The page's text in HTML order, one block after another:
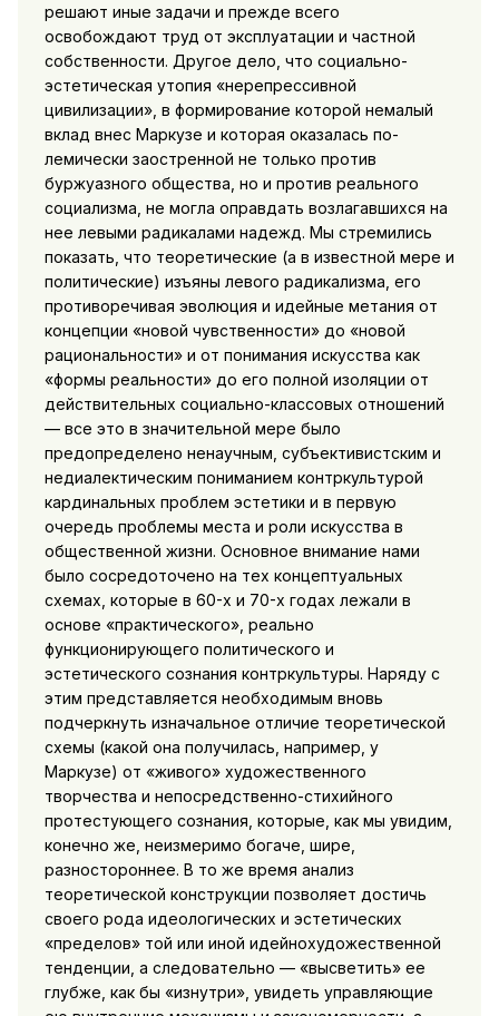
решают иные задачи и прежде всего
освобождают труд от эксплуатации и частной
собственности. Другое дело, что социально-
эстетиче­ская утопия «нерепрессивной
цивилизации», в формирование которой немалый
вклад внес Маркузе и которая оказалась по­
лемически заостренной не только против
буржуазного общества, но и против реального
социализма, не могла оправдать возла­гавшихся на
нее левыми радикалами надежд. Мы стремились
показать, что теоретические (а в известной мере и
политические) изъяны левого радикализма, его
противо­речивая эволюция и идейные метания от
концепции «новой чув­ственности» до «новой
рациональности» и от понимания искус­ства как
«формы реальности» до его полной изоляции от
дей­ствительных социально-классовых отношений
— все это в зна­чительной мере было
предопределено ненаучным, субъективист­ским и
недиалектическим пониманием контркультурой
карди­нальных проблем эстетики и в первую
очередь проблемы места и роли искусства в
общественной жизни. Основное внимание нами
было сосредоточено на тех концептуальных
схемах, кото­рые в 60-х и 70-х годах лежали в
основе «практического», реаль­но
функционирующего политического и
эстетического сознания контркультуры. Наряду с
этим представляется необходимым вновь
подчеркнуть изначальное отличие теоретической
схемы (какой она получилась, например, у
Маркузе) от «живого» худо­жественного
творчества и непосредственно-стихийного
протесту­ющего сознания, которые, как мы увидим,
конечно же, неиз­меримо богаче, шире,
разностороннее. В то же время анализ
теоретической конструкции позволяет достичь
своего рода идео­логических и эстетических
«пределов» той или иной идейно­художественной
тенденции, а следовательно — «высветить» ее
глубже, как бы «изнутри», увидеть управляющие